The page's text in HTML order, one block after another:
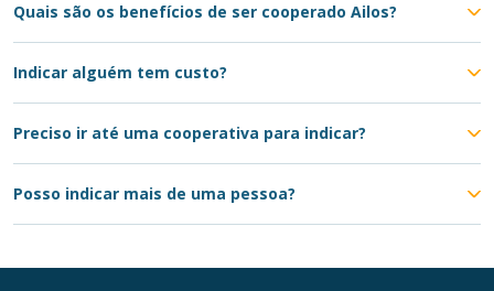
Quais são os benefícios de ser cooperado Ailos?
Indicar alguém tem custo?
Preciso ir até uma cooperativa para indicar?
Posso indicar mais de uma pessoa?